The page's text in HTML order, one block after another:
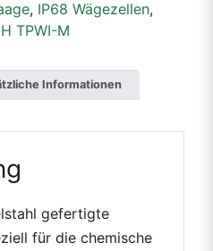
, IP68 Wägezellen,
TPWI-M
Informationen
gefertigte
für die chemische